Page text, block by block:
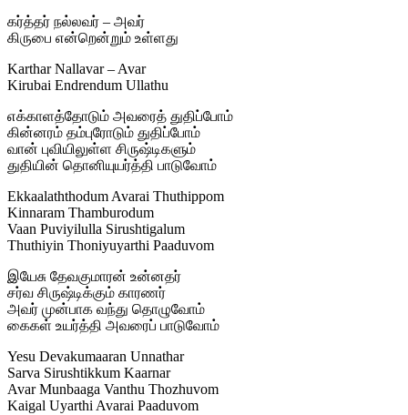
கர்த்தர் நல்லவர் – அவர்
கிருபை என்றென்றும் உள்ளது
Karthar Nallavar – Avar
Kirubai Endrendum Ullathu
எக்காளத்தோடும் அவரைத் துதிப்போம்
கின்னரம் தம்புரோடும் துதிப்போம்
வான் புவியிலுள்ள சிருஷ்டிகளும்
துதியின் தொனியுயர்த்தி பாடுவோம்
Ekkaalaththodum Avarai Thuthippom
Kinnaram Thamburodum
Vaan Puviyilulla Sirushtigalum
Thuthiyin Thoniyuyarthi Paaduvom
இயேசு தேவகுமாரன் உன்னதர்
சர்வ சிருஷ்டிக்கும் காரணர்
அவர் முன்பாக வந்து தொழுவோம்
கைகள் உயர்த்தி அவரைப் பாடுவோம்
Yesu Devakumaaran Unnathar
Sarva Sirushtikkum Kaarnar
Avar Munbaaga Vanthu Thozhuvom
Kaigal Uyarthi Avarai Paaduvom